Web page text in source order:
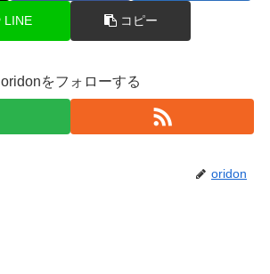
LINE コピー
oridonをフォローする
oridon